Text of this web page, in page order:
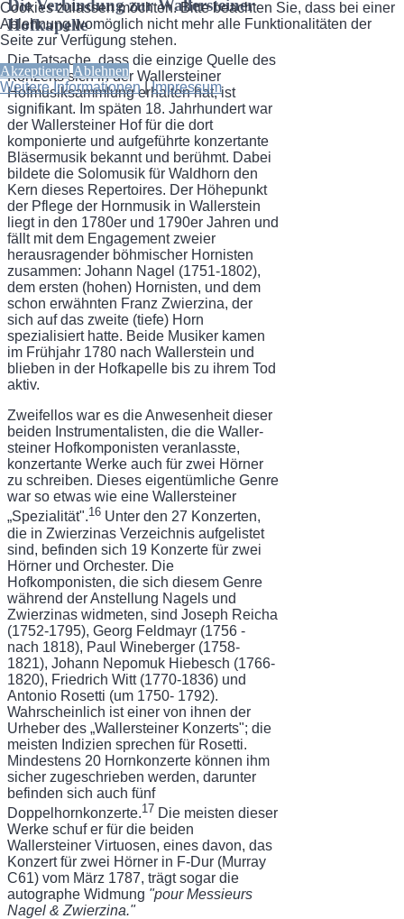
Die Verbindung zur Wallersteiner
Hofkapelle
Die Tatsache, dass die einzige Quelle des
Konzerts sich in der Wallersteiner
Hofmusik­sammlung erhalten hat, ist
signifikant. Im späten 18. Jahrhundert war
der Wallersteiner Hof für die dort
komponierte und aufgeführte konzertante
Bläsermusik bekannt und be­rühmt. Dabei
bildete die Solomusik für Waldhorn den
Kern dieses Repertoires. Der Höhe­punkt
der Pflege der Hornmusik in Wallerstein
liegt in den 1780er und 1790er Jahren und
fällt mit dem Engagement zweier
herausragender böhmischer Hornisten
zusammen: Jo­hann Nagel (1751-1802),
dem ersten (hohen) Hornisten, und dem
schon erwähnten Franz Zwierzina, der
sich auf das zweite (tiefe) Horn
spezialisiert hatte. Beide Musiker kamen
im Frühjahr 1780 nach Wallerstein und
blieben in der Hofkapelle bis zu ihrem Tod
aktiv.
Zweifellos war es die Anwesenheit dieser
beiden Instrumentalisten, die die Waller­
steiner Hofkomponisten veranlasste,
konzertante Werke auch für zwei Hörner
zu schrei­ben. Dieses eigentümliche Genre
war so etwas wie eine Wallersteiner
„Spezialität".16 Unter den 27 Konzerten,
die in Zwierzinas Verzeichnis aufgelistet
sind, befinden sich 19 Kon­zerte für zwei
Hörner und Orchester. Die
Hofkomponisten, die sich diesem Genre
wäh­rend der Anstellung Nagels und
Zwierzinas widmeten, sind Joseph Reicha
(1752-1795), Georg Feldmayr (1756 -
nach 1818), Paul Wineberger (1758-
1821), Johann Nepomuk Hiebesch (1766-
1820), Friedrich Witt (1770-1836) und
Antonio Rosetti (um 1750- 1792).
Wahrscheinlich ist einer von ihnen der
Urheber des „Wallersteiner Konzerts"; die
meisten Indizien sprechen für Rosetti.
Mindestens 20 Hornkonzerte können ihm
sicher zugeschrieben werden, darunter
befinden sich auch fünf
Doppelhornkonzerte.17 Die meisten dieser
Wer­ke schuf er für die beiden
Wallersteiner Virtuosen, eines davon, das
Konzert für zwei Hörner in F-Dur (Murray
C61) vom März 1787, trägt sogar die
autographe Widmung "pour Messieurs
Nagel & Zwierzina."
Cookies zulassen möchten. Bitte beachten Sie, dass bei einer
Ablehnung womöglich nicht mehr alle Funktionalitäten der
Seite zur Verfügung stehen.
Akzeptieren Ablehnen
Weitere Informationen|Impressum